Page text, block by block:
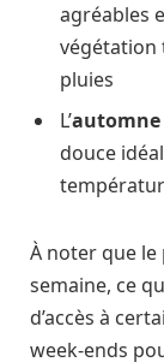
agréables
végétation
pluies
L’automne
douce
À noter que
semaine, ce
d’accès à
week-ends